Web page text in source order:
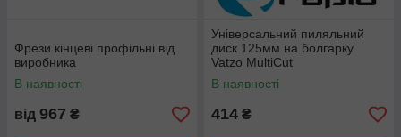
Фрези кінцеві профільні від
виробника
В наявності
від 967 ₴
Універсальний пиляльний
диск 125мм на болгарку
Vatzo MultiCut
В наявності
414 ₴